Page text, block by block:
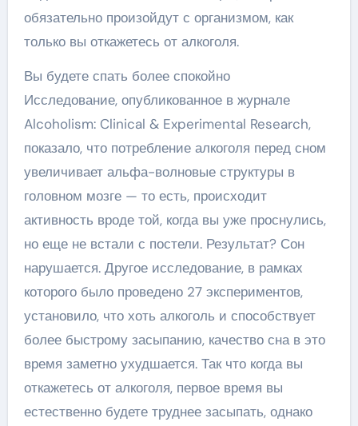
обязательно произойдут с организмом, как
только вы откажетесь от алкоголя.
Вы будете спать более спокойно
Исследование, опубликованное в журнале
Alcoholism: Clinical & Experimental Research,
показало, что потребление алкоголя перед сном
увеличивает альфа-волновые структуры в
головном мозге — то есть, происходит
активность вроде той, когда вы уже проснулись,
но еще не встали с постели. Результат? Сон
нарушается. Другое исследование, в рамках
которого было проведено 27 экспериментов,
установило, что хоть алкоголь и способствует
более быстрому засыпанию, качество сна в это
время заметно ухудшается. Так что когда вы
откажетесь от алкоголя, первое время вы
естественно будете труднее засыпать, однако